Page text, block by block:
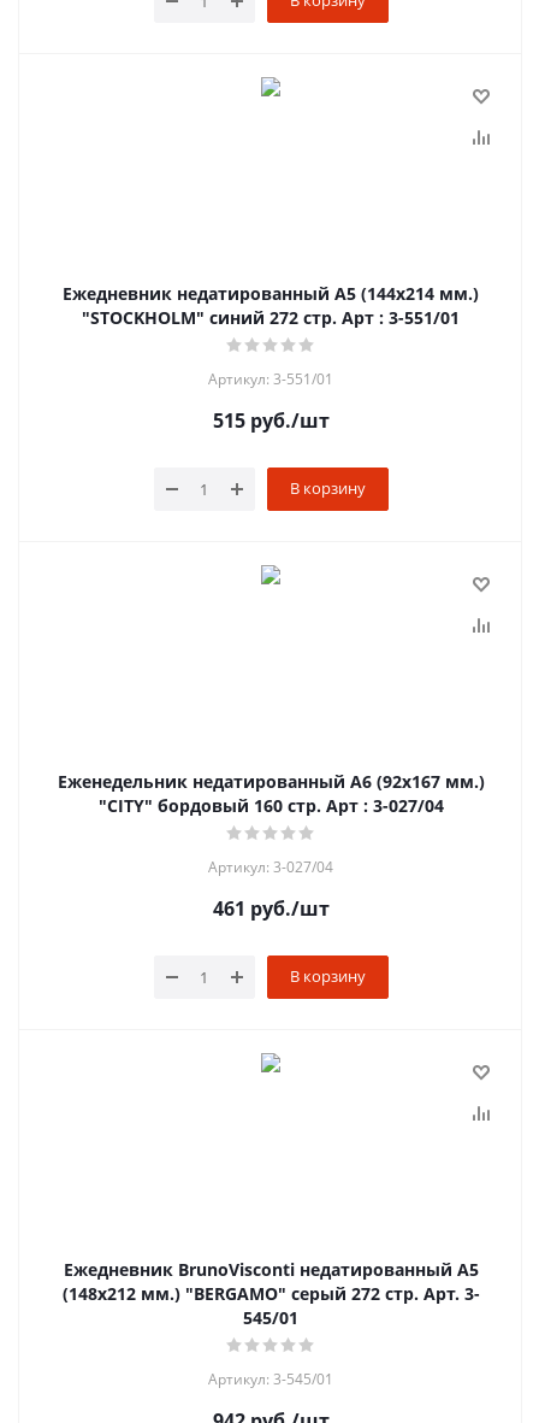
Ежедневник недатированный А5 (144х214 мм.)
"STOCKHOLM" синий 272 стр. Арт : 3-551/01
Артикул: 3-551/01
515руб./шт
В корзину
Еженедельник недатированный А6 (92х167 мм.)
"CITY" бордовый 160 стр. Арт : 3-027/04
Артикул: 3-027/04
461 руб./шт
В корзину
Ежедневник BrunoVisconti недатированный А5
(148х212 мм.) "BERGAMO" серый 272 стр. Арт. 3-
545/01
Артикул: 3-545/01